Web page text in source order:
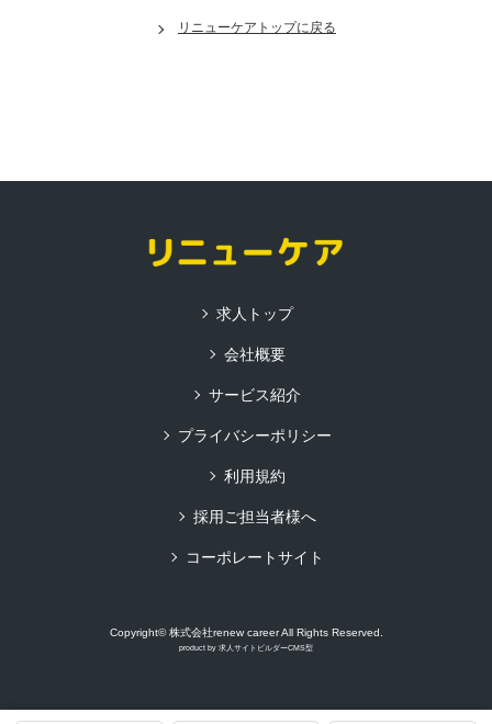
リニューケアトップに戻る
求人トップ
会社概要
サービス紹介
プライバシーポリシー
利用規約
採用ご担当者様へ
コーポレートサイト
Copyright© 株式会社renew career All Rights Reserved.
product by 求人サイトビルダーCMS型